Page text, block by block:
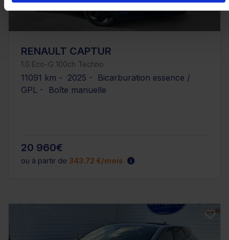
RENAULT CAPTUR
1.0 Eco-G 100ch Techno
11091 km - 2025 - Bicarburation essence /
GPL - Boîte manuelle
20 960€
ou à partir de 343.72 €/mois